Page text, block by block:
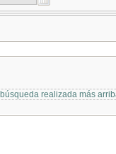
realizada más